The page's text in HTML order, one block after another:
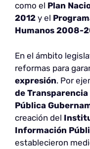
como el Plan
2012 y el
Humanos 2008-
En el ámbito
reformas para
expresión. Por
de
Pública
creación del
Información
establecieron